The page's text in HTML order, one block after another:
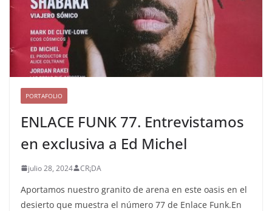
PORTAFOLIO
ENLACE FUNK 77. Entrevistamos
en exclusiva a Ed Michel
julio 28, 2024 CR¡DA
Aportamos nuestro granito de arena en este oasis en el
desierto que muestra el número 77 de Enlace Funk.En